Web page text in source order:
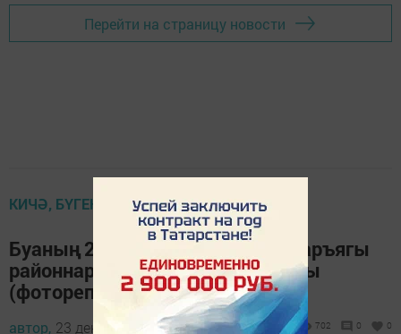
Перейти на страницу новости
КИЧӘ, БҮГЕН, ИРТӘГӘ
Буаның 2 номерлы лицее Идел аръягы
районнарыннан кунаклар җыйды
(фоторепортаж)
автор, 23 декабрь 2016 - 12:24 702 0 0